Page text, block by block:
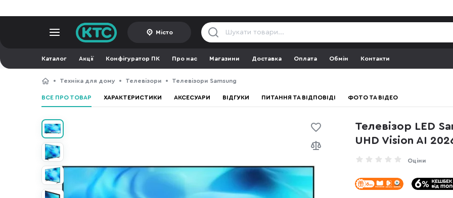
Місто
Каталог Акції Конфігуратор ПК Про нас Магазини Доставка Оплата Обмін Контакти
Техніка для дому Телевізори Телевізори Samsung
ВСЕ ПРО ТОВАР ХАРАКТЕРИСТИКИ АКСЕСУАРИ ВІДГУКИ ПИТАННЯ ТА ВІДПОВІДІ ФОТО ТА ВІДЕО
Телевізор LED
UHD Vision AI
Оціни